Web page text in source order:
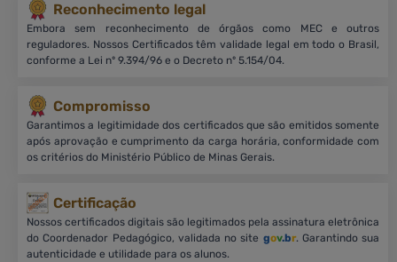
Reconhecimento legal
Embora sem reconhecimento de órgãos como MEC e outros
reguladores. Nossos Certificados têm validade legal em todo o Brasil,
conforme a Lei nº 9.394/96 e o Decreto nº 5.154/04.
Compromisso
Garantimos a legitimidade dos certificados que são emitidos somente
após aprovação e cumprimento da carga horária, conformidade com
os critérios do Ministério Público de Minas Gerais.
Certificação
Nossos certificados digitais são legitimados pela assinatura eletrônica
do Coordenador Pedagógico, validada no site gov.br. Garantindo sua
autenticidade e utilidade para os alunos.